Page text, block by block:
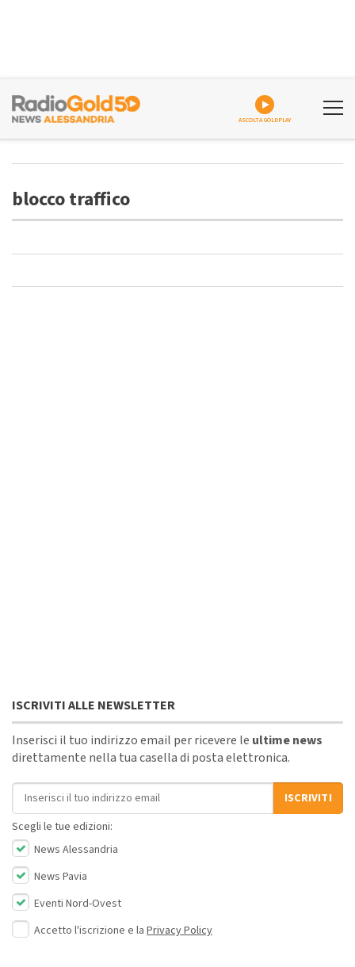
ASCOLTA GOLDPLAY
blocco traffico
ISCRIVITI ALLE NEWSLETTER
Inserisci il tuo indirizzo email per ricevere le ultime news
direttamente nella tua casella di posta elettronica.
Indirizzo email
ISCRIVITI
Scegli le tue edizioni:
News Alessandria
News Pavia
Eventi Nord-Ovest
Accetto l'iscrizione e la Privacy Policy